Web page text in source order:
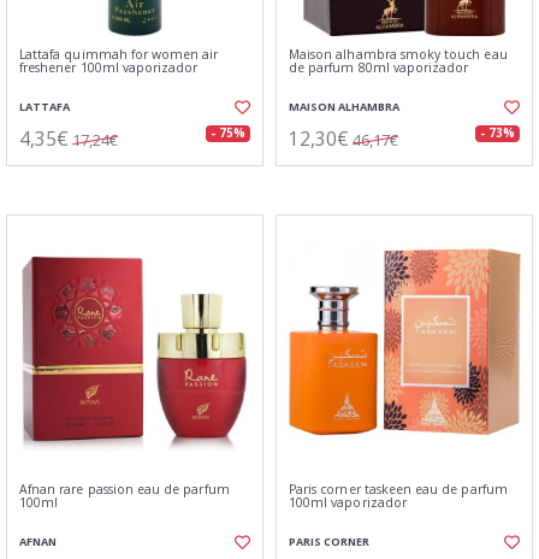
Lattafa quimmah for women air
freshener 100ml vaporizador
LATTAFA
4,35€ 17,24€ - 75%
Maison alhambra smoky touch eau
de parfum 80ml vaporizador
MAISON ALHAMBRA
12,30€ 46,17€ - 73%
Afnan rare passion eau de parfum
100ml
AFNAN
Paris corner taskeen eau de parfum
100ml vaporizador
PARIS CORNER